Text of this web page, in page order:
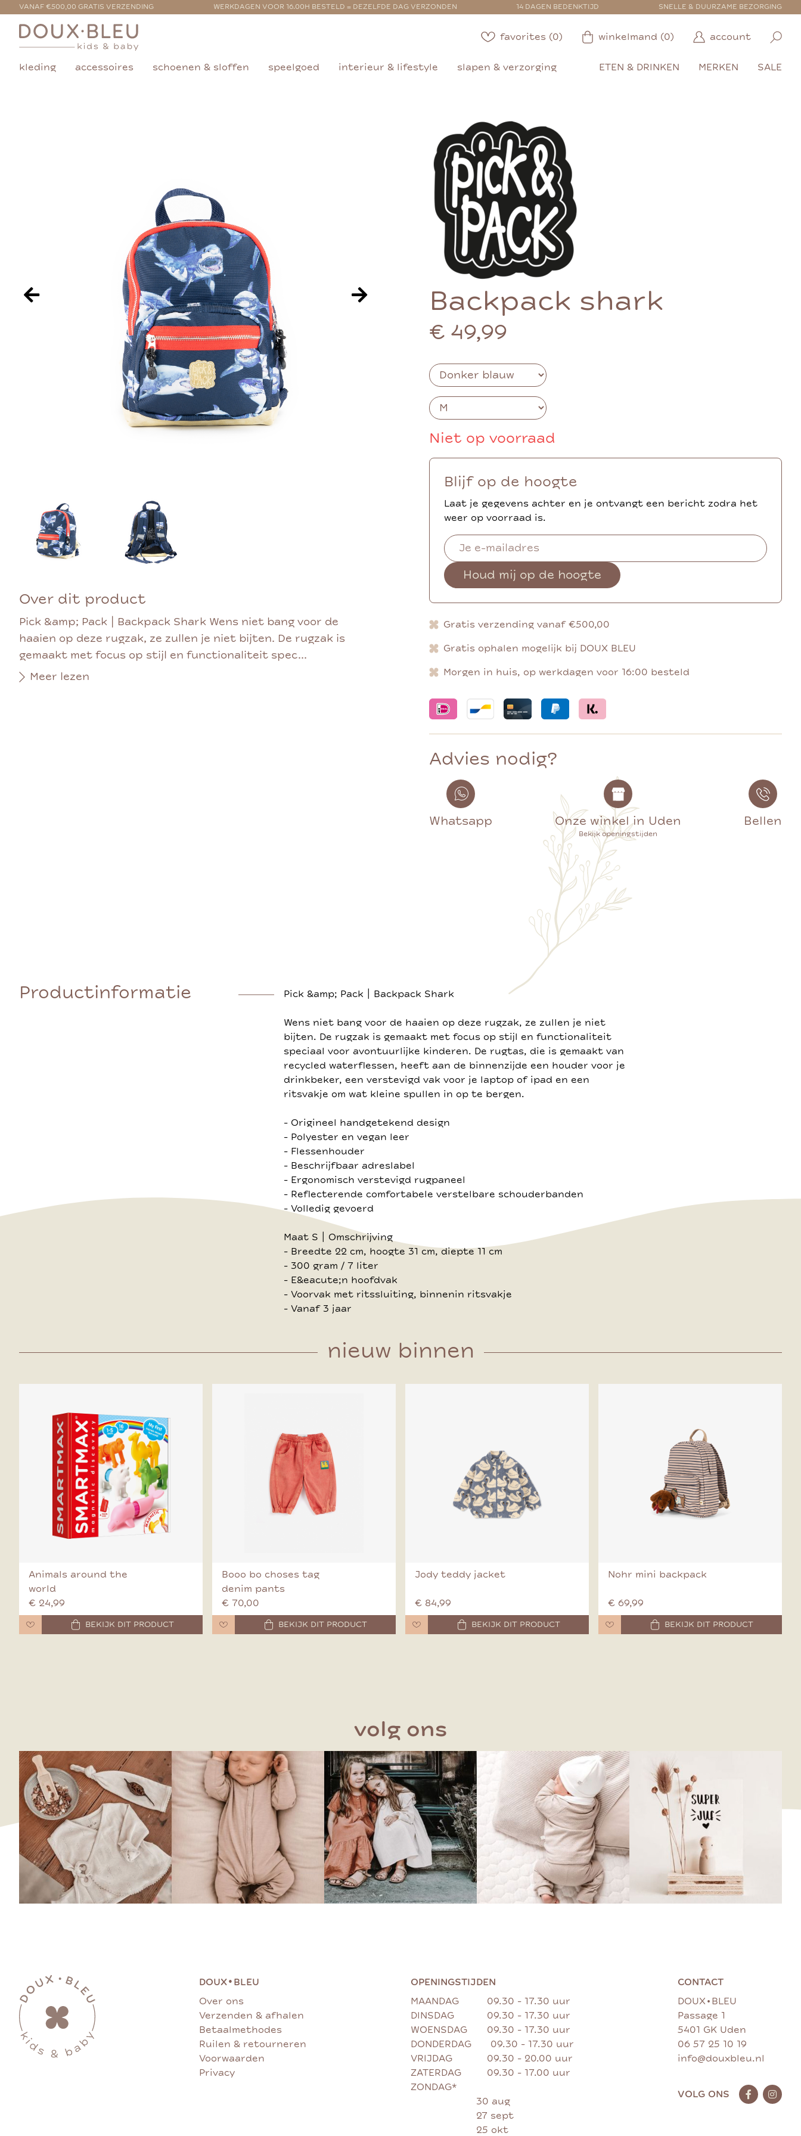
VANAF €500,00 GRATIS VERZENDING WERKDAGEN VOOR 16.00H BESTELD = DEZELFDE DAG VERZONDEN 14 DAGEN BEDENKTIJD SNELLE & DUURZAME BEZORGING
favorites (0) winkelmand (0) account
kleding accessoires schoenen & sloffen speelgoed interieur & lifestyle slapen & verzorging ETEN & DRINKEN MERKEN SALE
Over dit product
Pick &amp; Pack | Backpack Shark Wens niet bang voor de
haaien op deze rugzak, ze zullen je niet bijten. De rugzak is
gemaakt met focus op stijl en functionaliteit spec...
Meer lezen
Backpack shark
€ 49,99
Niet op voorraad
Blijf op de hoogte
Laat je gegevens achter en je ontvangt een bericht zodra het
weer op voorraad is.
Houd mij op de hoogte
Gratis verzending vanaf €500,00
Gratis ophalen mogelijk bij DOUX BLEU
Morgen in huis, op werkdagen voor 16:00 besteld
Advies nodig?
Whatsapp Onze winkel in Uden
Bekijk openingstijden
Bellen
Productinformatie Pick &amp; Pack | Backpack Shark
Wens niet bang voor de haaien op deze rugzak, ze zullen je niet
bijten. De rugzak is gemaakt met focus op stijl en functionaliteit
speciaal voor avontuurlijke kinderen. De rugtas, die is gemaakt van
recycled waterflessen, heeft aan de binnenzijde een houder voor je
drinkbeker, een verstevigd vak voor je laptop of ipad en een
ritsvakje om wat kleine spullen in op te bergen.
- Origineel handgetekend design
- Polyester en vegan leer
- Flessenhouder
- Beschrijfbaar adreslabel
- Ergonomisch verstevigd rugpaneel
- Reflecterende comfortabele verstelbare schouderbanden
- Volledig gevoerd
Maat S | Omschrijving
- Breedte 22 cm, hoogte 31 cm, diepte 11 cm
- 300 gram / 7 liter
- E&eacute;n hoofdvak
- Voorvak met ritssluiting, binnenin ritsvakje
- Vanaf 3 jaar
nieuw binnen
Animals around the
world
€ 24,99
BEKIJK DIT PRODUCT
Booo bo choses tag
denim pants
€ 70,00
BEKIJK DIT PRODUCT
Jody teddy jacket
€ 84,99
BEKIJK DIT PRODUCT
Nohr mini backpack
€ 69,99
BEKIJK DIT PRODUCT
volg ons
DOUX• BLEU
Over ons
Verzenden & afhalen
Betaalmethodes
Ruilen & retourneren
Voorwaarden
Privacy
OPENINGSTIJDEN
MAANDAG
09.30 - 17.30 uur
DINSDAG
09.30 - 17.30 uur
WOENSDAG
09.30 - 17.30 uur
DONDERDAG
09.30 - 17.30 uur
VRIJDAG
09.30 - 20.00 uur
ZATERDAG
09.30 - 17.00 uur
ZONDAG*
30 aug
27 sept
25 okt
CONTACT
DOUX • BLEU
Passage 1
5401 GK Uden
06 57 25 10 19
info@douxbleu.nl
VOLG ONS